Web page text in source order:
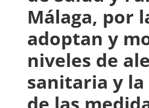
Málaga, por
adoptan y
niveles de
sanitaria y